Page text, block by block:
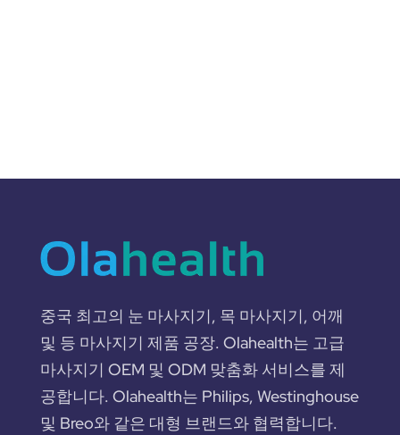
중국 최고의 눈 마사지기, 목 마사지기, 어깨
및 등 마사지기 제품 공장. Olahealth는 고급
마사지기 OEM 및 ODM 맞춤화 서비스를 제
공합니다. Olahealth는 Philips, Westinghouse
및 Breo와 같은 대형 브랜드와 협력합니다.